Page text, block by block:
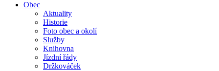
Obec
Aktuality
Historie
Foto obec a okolí
Služby
Knihovna
Jízdní řády
Držkováček